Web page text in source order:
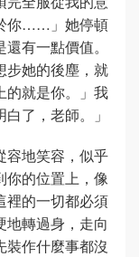
你……」她停頓
有一點價值。
步她的後塵，就
的就是你。」我
了，老師。」
容地笑容，似乎
你的位置上，像
裡的一切都必須
地轉過身，走向
裝作什麼事都沒